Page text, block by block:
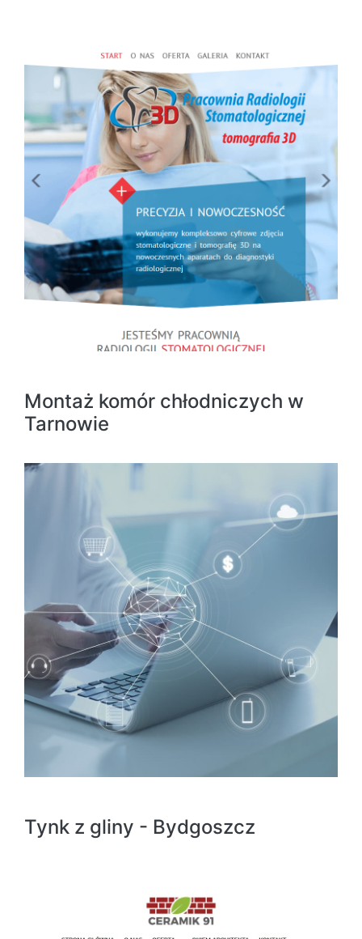
Montaż komór chłodniczych w
Tarnowie
Tynk z gliny - Bydgoszcz